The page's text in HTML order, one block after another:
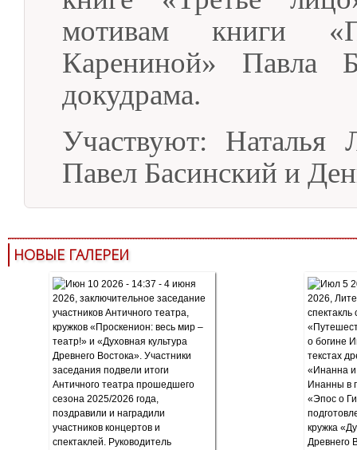
мотивам книги
Карениной» Павла
докудрама.
Участвуют: Наталья
Павел Басинский и
НОВЫЕ ГАЛЕРЕИ